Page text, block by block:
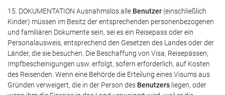
15. DOKUMENTATION Ausnahmslos alle Benutzer (einschließlich
Kinder) müssen im Besitz der entsprechenden personenbezogenen
und familiären Dokumente sein, sei es ein Reisepass oder ein
Personalausweis, entsprechend den Gesetzen des Landes oder der
Länder, die sie besuchen. Die Beschaffung von Visa, Reisepässen,
Impfbescheinigungen usw. erfolgt, sofern erforderlich, auf Kosten
des Reisenden. Wenn eine Behörde die Erteilung eines Visums aus
Gründen verweigert, die in der Person des Benutzers liegen, oder